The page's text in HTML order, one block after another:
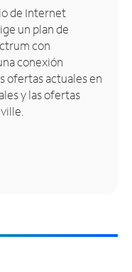
de Internet
un plan de
con
conexión
ofertas actuales en
y las ofertas